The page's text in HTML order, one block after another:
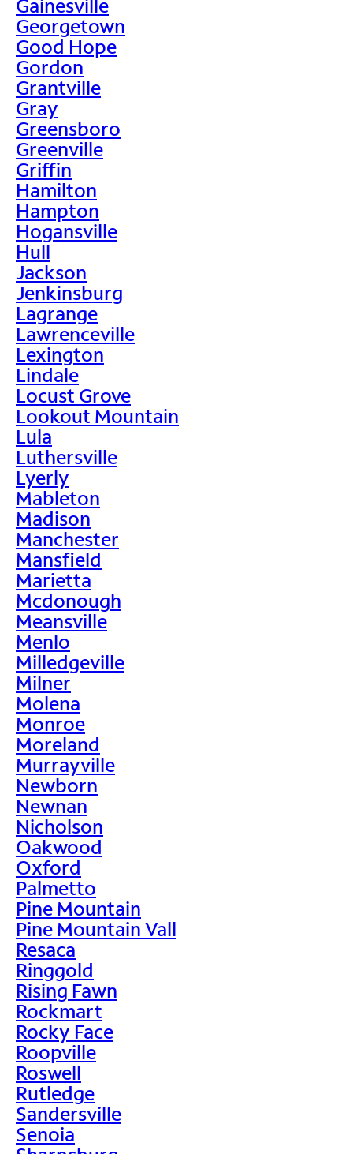
Gainesville
Georgetown
Good Hope
Gordon
Grantville
Gray
Greensboro
Greenville
Griffin
Hamilton
Hampton
Hogansville
Hull
Jackson
Jenkinsburg
Lagrange
Lawrenceville
Lexington
Lindale
Locust Grove
Lookout Mountain
Lula
Luthersville
Lyerly
Mableton
Madison
Manchester
Mansfield
Marietta
Mcdonough
Meansville
Menlo
Milledgeville
Milner
Molena
Monroe
Moreland
Murrayville
Newborn
Newnan
Nicholson
Oakwood
Oxford
Palmetto
Pine Mountain
Pine Mountain Vall
Resaca
Ringgold
Rising Fawn
Rockmart
Rocky Face
Roopville
Roswell
Rutledge
Sandersville
Senoia